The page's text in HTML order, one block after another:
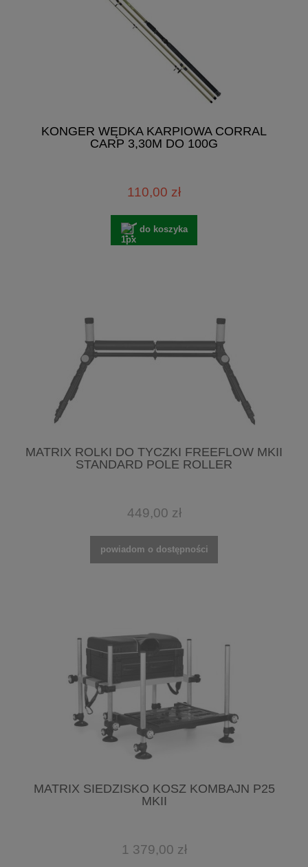
KONGER WĘDKA KARPIOWA CORRAL
CARP 3,30M DO 100G
110,00 zł
do koszyka
MATRIX ROLKI DO TYCZKI FREEFLOW MKII
STANDARD POLE ROLLER
449,00 zł
powiadom o dostępności
MATRIX SIEDZISKO KOSZ KOMBAJN P25
MKII
1 379,00 zł